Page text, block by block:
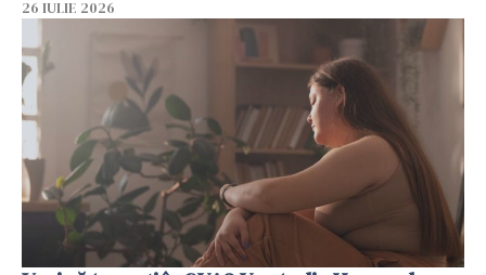
26 IULIE 2026